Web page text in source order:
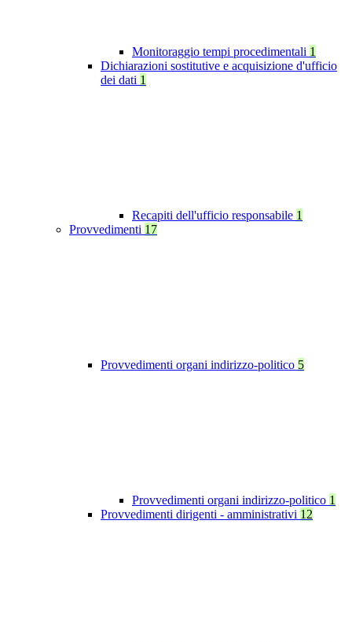
Monitoraggio tempi procedimentali 1
Dichiarazioni sostitutive e acquisizione d'ufficio
dei dati 1
Recapiti dell'ufficio responsabile 1
Provvedimenti 17
Provvedimenti organi indirizzo-politico 5
Provvedimenti organi indirizzo-politico 1
Provvedimenti dirigenti - amministrativi 12